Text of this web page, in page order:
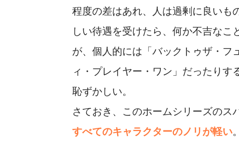
程度の差はあれ、人は過剰に良いも
しい待遇を受けたら、何か不吉な
が、個人的には「バックトゥザ・フ
ィ・プレイヤー・ワン」だったりす
恥ずかしい。
さておき、このホームシリーズのス
すべてのキャラクターのノリが軽い